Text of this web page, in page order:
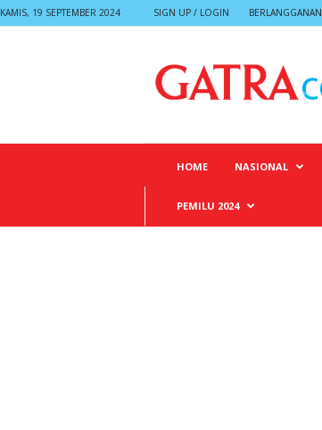
KAMIS, 19 SEPTEMBER 2024 SIGN UP / LOGIN BERLANGGANAN
HOME NASIONAL
PEMILU 2024